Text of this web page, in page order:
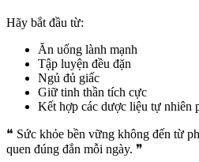
Hãy bắt đầu từ:
Ăn uống lành mạnh
Tập luyện đều đặn
Ngủ đủ giấc
Giữ tinh thần tích cực
Kết hợp các dược liệu tự nhiên
❝ Sức khỏe bền vững không đến từ
quen đúng đắn mỗi ngày. ❞